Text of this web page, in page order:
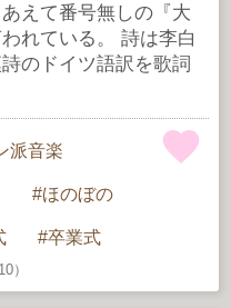
えて番号無しの『大
れている。 詩は李白
のドイツ語訳を歌詞
派音楽
ほのぼの
卒業式
）